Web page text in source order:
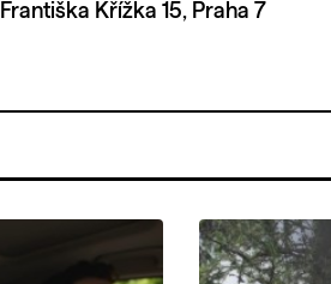
Františka Křížka 15, Praha 7